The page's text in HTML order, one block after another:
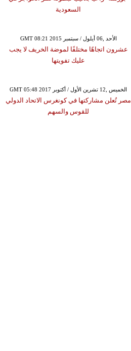
السعودية
GMT 08:21 2015 الأحد ,06 أيلول / سبتمبر
عشرون اتجاهًا مختلفًا لموضة الخريف لا يجب
عليك تفويتها
GMT 05:48 2017 الخميس ,12 تشرين الأول / أكتوبر
مصر تُعلن مشاركتها في كونغرس الاتحاد الدولي
للقوس والسهم